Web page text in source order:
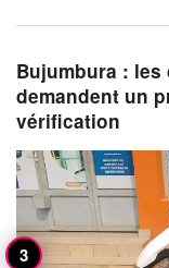
Bujumbura :
demandent un
vérification